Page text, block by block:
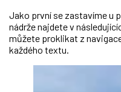
Jako první se zastavíme u
nádrže najdete v
můžete proklikat z
každého textu.